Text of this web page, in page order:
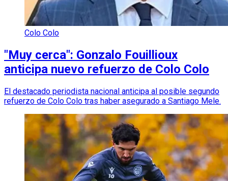
Colo Colo
"Muy cerca": Gonzalo Fouillioux
anticipa nuevo refuerzo de Colo Colo
El destacado periodista nacional anticipa al posible segundo
refuerzo de Colo Colo tras haber asegurado a Santiago Mele.